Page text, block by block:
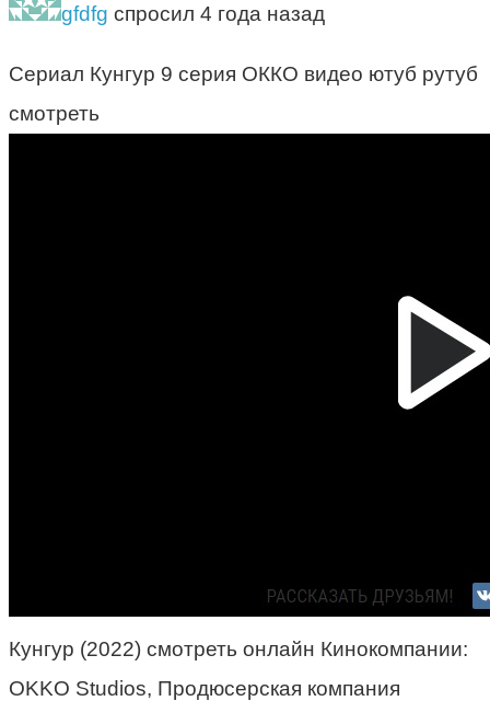
gfdfg спросил 4 года назад
Сериал Кунгур 9 серия ОККО видео ютуб рутуб
смотреть
Кунгур (2022) смотреть онлайн Кинокомпании:
OKKO Studios, Продюсерская компания